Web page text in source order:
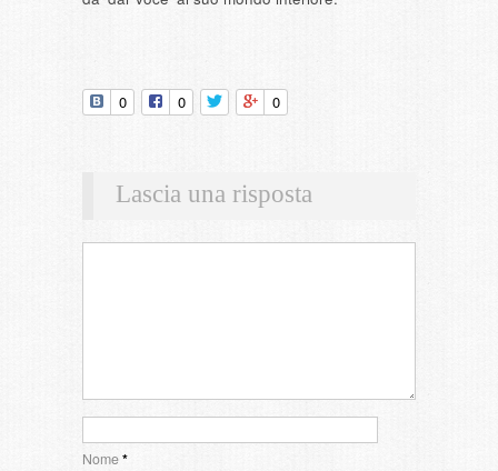
0 0 0
Lascia una risposta
Nome*